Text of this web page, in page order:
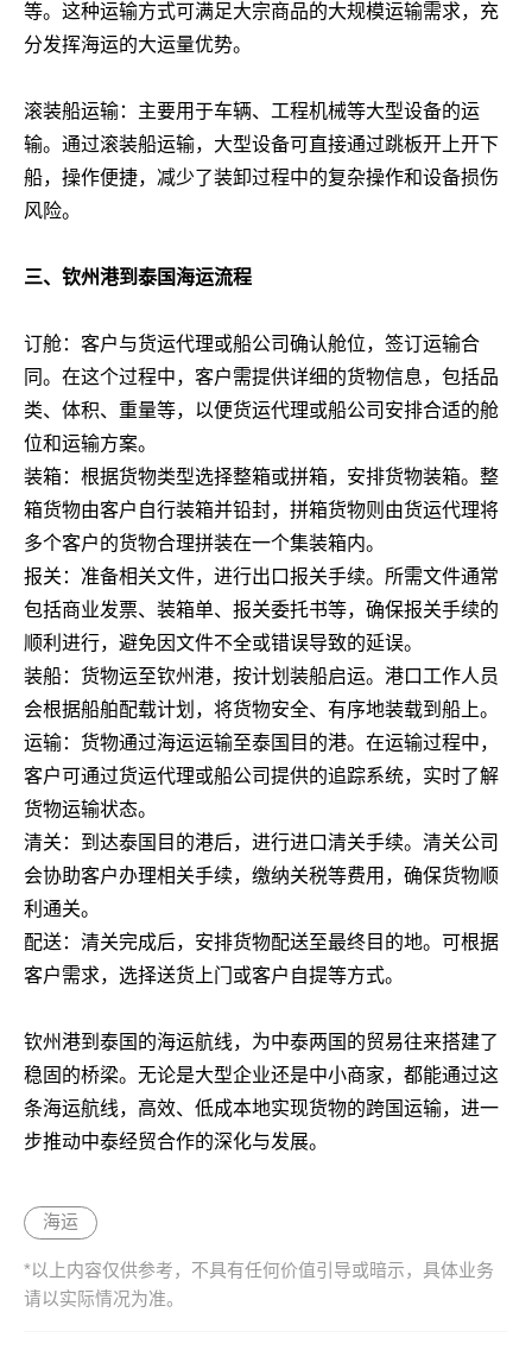
等。这种运输方式可满足大宗商品的大规模运输需求，充
分发挥海运的大运量优势。
滚装船运输：主要用于车辆、工程机械等大型设备的运
输。通过滚装船运输，大型设备可直接通过跳板开上开下
船，操作便捷，减少了装卸过程中的复杂操作和设备损伤
风险。
三、钦州港到泰国海运流程
订舱：客户与货运代理或船公司确认舱位，签订运输合
同。在这个过程中，客户需提供详细的货物信息，包括品
类、体积、重量等，以便货运代理或船公司安排合适的舱
位和运输方案。
装箱：根据货物类型选择整箱或拼箱，安排货物装箱。整
箱货物由客户自行装箱并铅封，拼箱货物则由货运代理将
多个客户的货物合理拼装在一个集装箱内。
报关：准备相关文件，进行出口报关手续。所需文件通常
包括商业发票、装箱单、报关委托书等，确保报关手续的
顺利进行，避免因文件不全或错误导致的延误。
装船：货物运至钦州港，按计划装船启运。港口工作人员
会根据船舶配载计划，将货物安全、有序地装载到船上。
运输：货物通过海运运输至泰国目的港。在运输过程中，
客户可通过货运代理或船公司提供的追踪系统，实时了解
货物运输状态。
清关：到达泰国目的港后，进行进口清关手续。清关公司
会协助客户办理相关手续，缴纳关税等费用，确保货物顺
利通关。
配送：清关完成后，安排货物配送至最终目的地。可根据
客户需求，选择送货上门或客户自提等方式。
钦州港到泰国的海运航线，为中泰两国的贸易往来搭建了
稳固的桥梁。无论是大型企业还是中小商家，都能通过这
条海运航线，高效、低成本地实现货物的跨国运输，进一
步推动中泰经贸合作的深化与发展。
海运
*以上内容仅供参考，不具有任何价值引导或暗示，具体业务
请以实际情况为准。